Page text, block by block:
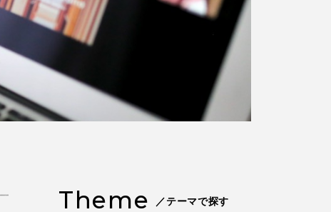
Theme ／テーマで探す